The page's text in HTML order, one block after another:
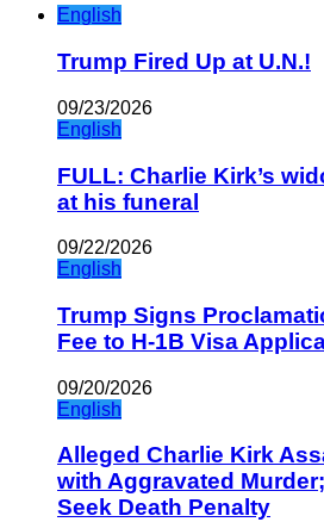
English
Trump Fired Up at U.N.!
09/23/2026
English
FULL: Charlie Kirk’s
at his funeral
09/22/2026
English
Trump Signs
Fee to H-1B Visa
09/20/2026
English
Alleged Charlie Kirk
with Aggravated
Seek Death Penalty